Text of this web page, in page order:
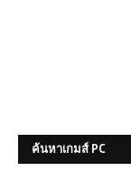
ค้นหาเกมส์ PC